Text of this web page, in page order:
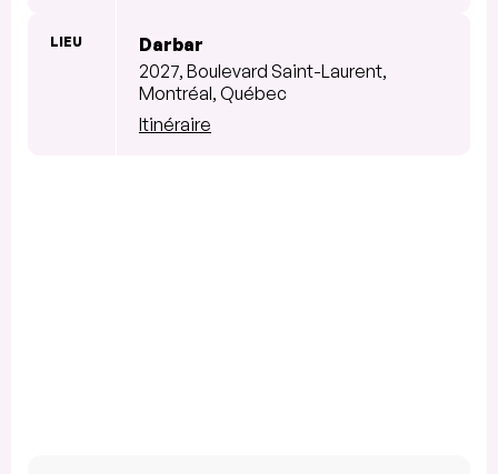
LIEU
Darbar
2027, Boulevard Saint-Laurent,
Montréal, Québec
Itinéraire